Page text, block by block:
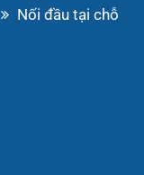
Nối đầu tại chỗ